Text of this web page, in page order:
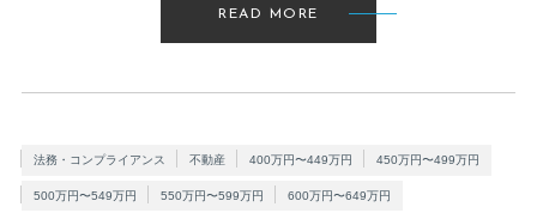
READ MORE
法務・コンプライアンス 不動産 400万円〜449万円 450万円〜499万円
500万円〜549万円 550万円〜599万円 600万円〜649万円